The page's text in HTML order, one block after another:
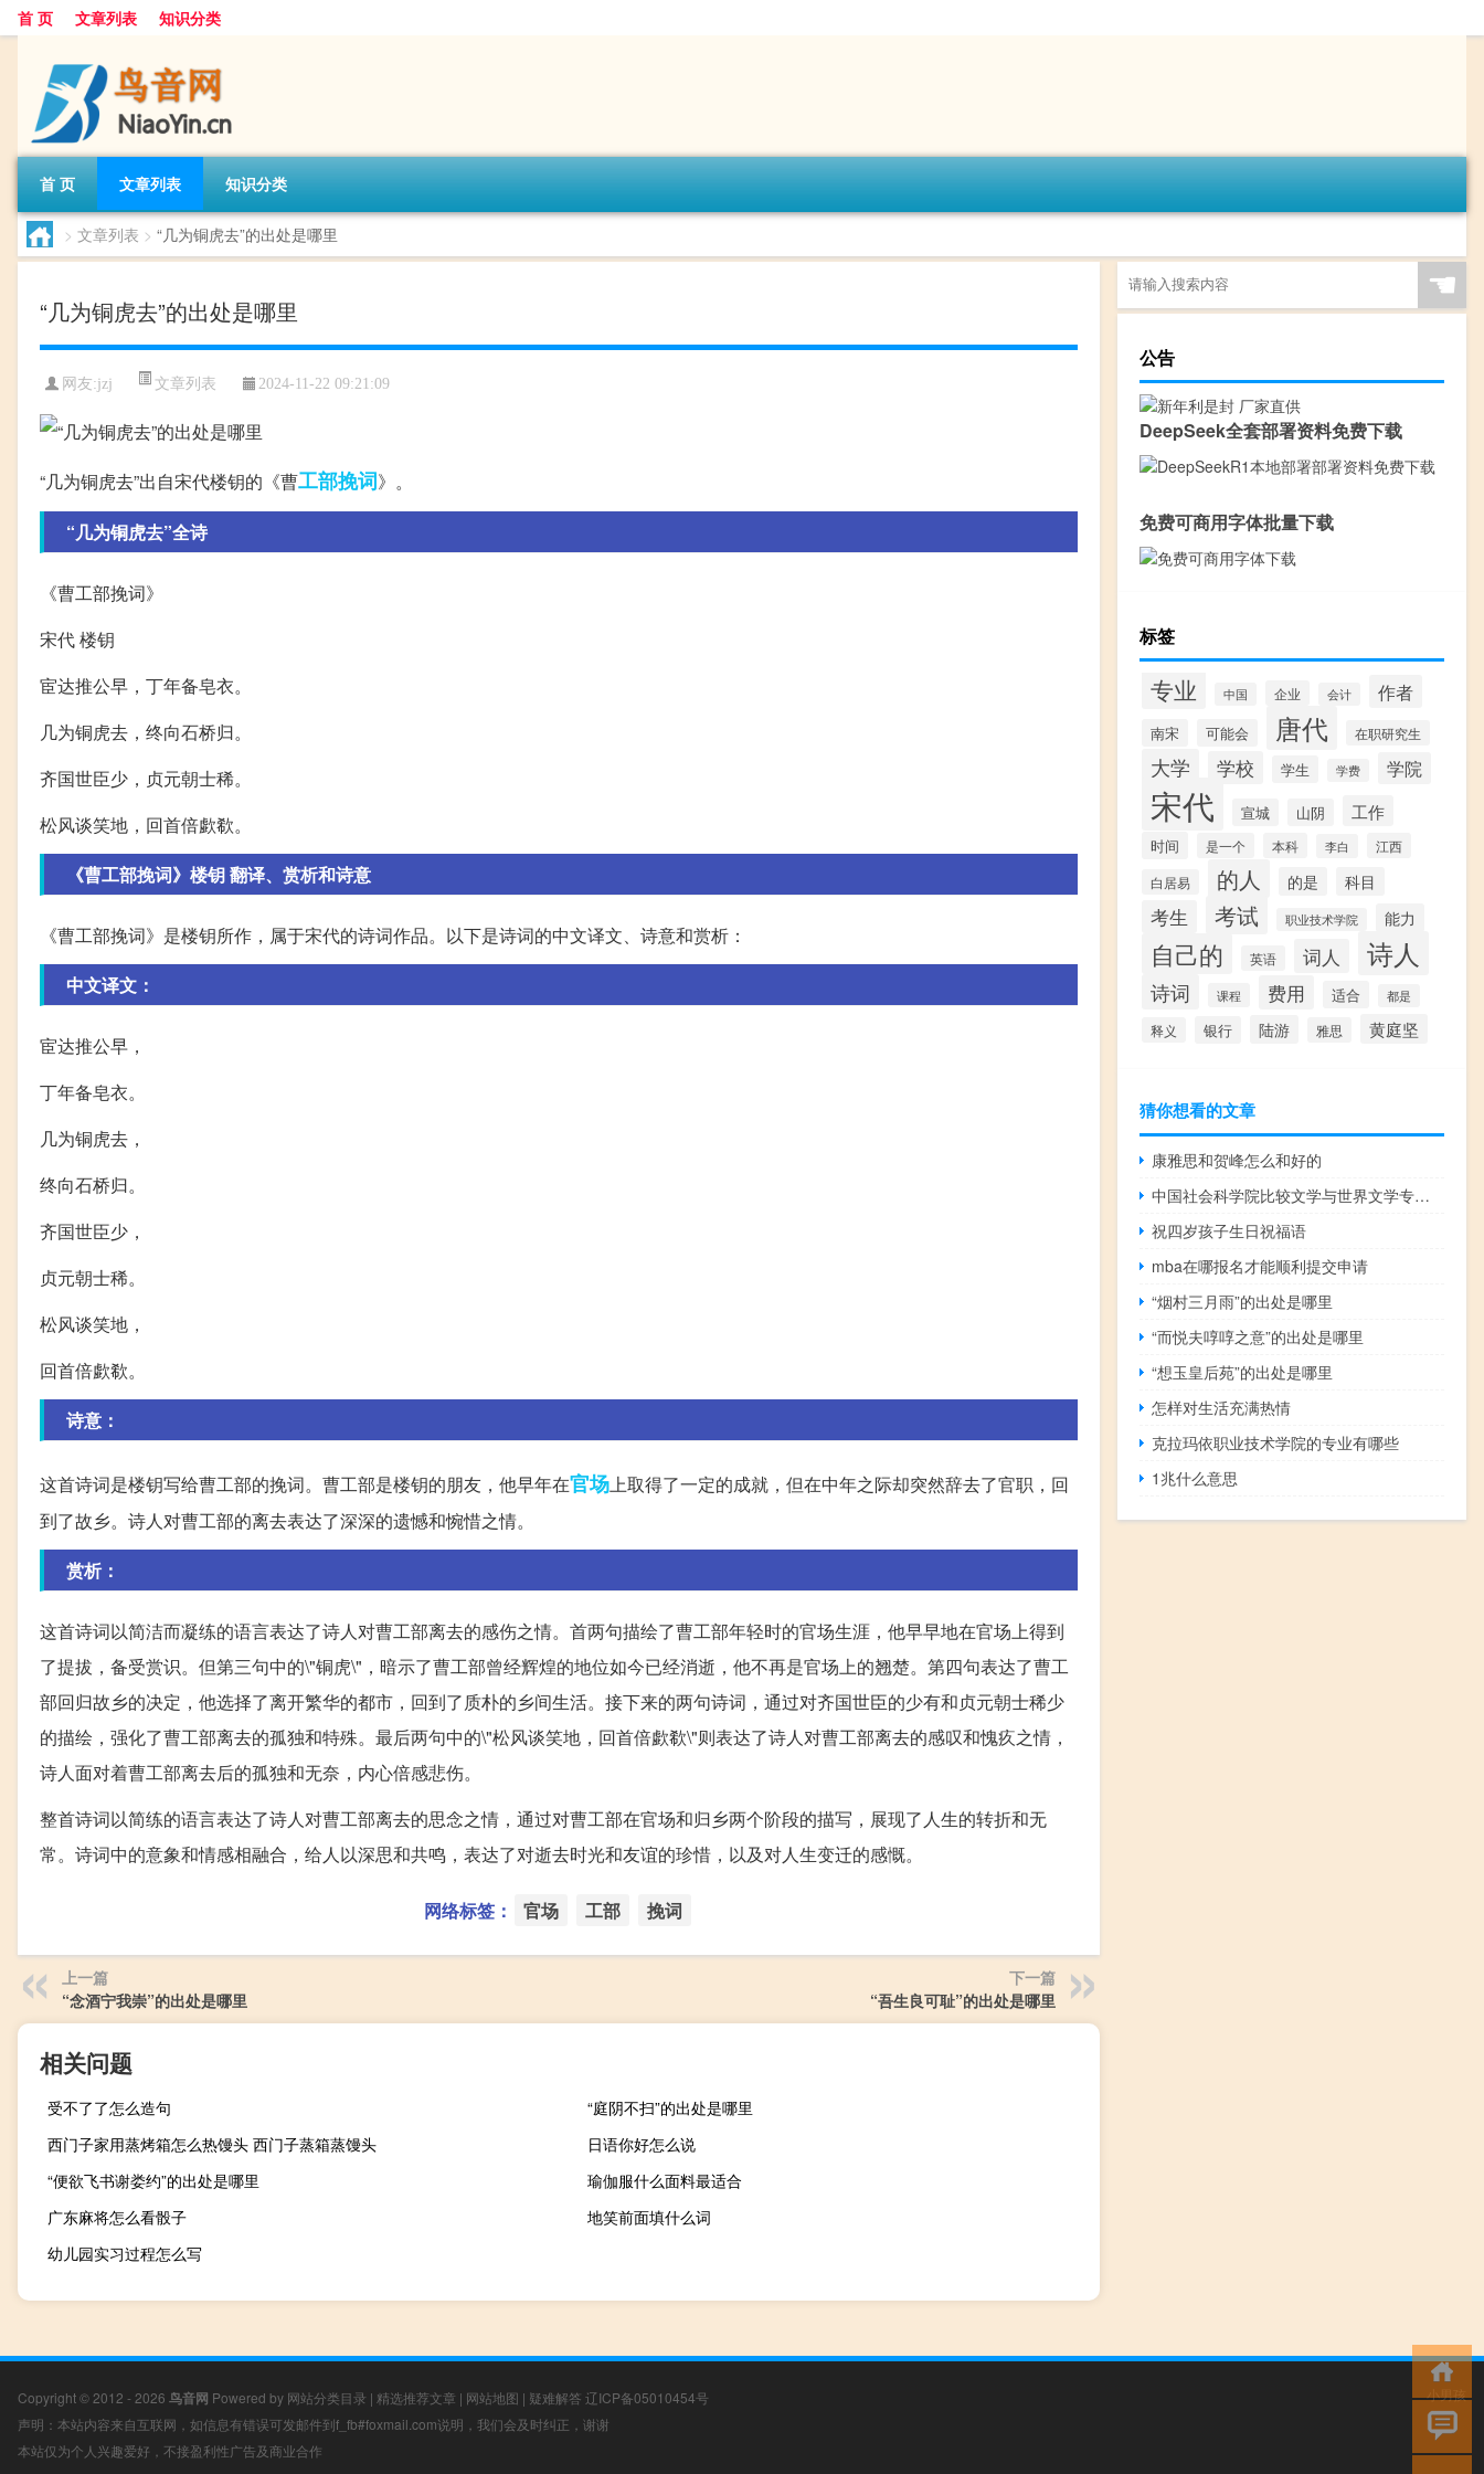
首 页 文章列表 知识分类
首 页 文章列表 知识分类
> 文章列表 > “几为铜虎去”的出处是哪里
“几为铜虎去”的出处是哪里
网友:jzj 文章列表 2024-11-22 09:21:09
“几为铜虎去”出自宋代楼钥的《曹工部挽词》。
“几为铜虎去”全诗
《曹工部挽词》
宋代 楼钥
宦达推公早，丁年备皂衣。
几为铜虎去，终向石桥归。
齐国世臣少，贞元朝士稀。
松风谈笑地，回首倍歔欷。
《曹工部挽词》楼钥 翻译、赏析和诗意
《曹工部挽词》是楼钥所作，属于宋代的诗词作品。以下是诗词的中文译文、诗意和赏析：
中文译文：
宦达推公早，
丁年备皂衣。
几为铜虎去，
终向石桥归。
齐国世臣少，
贞元朝士稀。
松风谈笑地，
回首倍歔欷。
诗意：
这首诗词是楼钥写给曹工部的挽词。曹工部是楼钥的朋友，他早年在官场上取得了一定的成就，但在中年之际却突然辞去了官职，回
到了故乡。诗人对曹工部的离去表达了深深的遗憾和惋惜之情。
赏析：
这首诗词以简洁而凝练的语言表达了诗人对曹工部离去的感伤之情。首两句描绘了曹工部年轻时的官场生涯，他早早地在官场上得到
了提拔，备受赏识。但第三句中的\"铜虎\"，暗示了曹工部曾经辉煌的地位如今已经消逝，他不再是官场上的翘楚。第四句表达了曹工
部回归故乡的决定，他选择了离开繁华的都市，回到了质朴的乡间生活。接下来的两句诗词，通过对齐国世臣的少有和贞元朝士稀少
的描绘，强化了曹工部离去的孤独和特殊。最后两句中的\"松风谈笑地，回首倍歔欷\"则表达了诗人对曹工部离去的感叹和愧疚之情，
诗人面对着曹工部离去后的孤独和无奈，内心倍感悲伤。
整首诗词以简练的语言表达了诗人对曹工部离去的思念之情，通过对曹工部在官场和归乡两个阶段的描写，展现了人生的转折和无
常。诗词中的意象和情感相融合，给人以深思和共鸣，表达了对逝去时光和友谊的珍惜，以及对人生变迁的感慨。
网络标签： 官场 工部 挽词
上一篇
“念酒宁我崇”的出处是哪里
下一篇
“吾生良可耻”的出处是哪里
相关问题
受不了了怎么造句
“庭阴不扫”的出处是哪里
西门子家用蒸烤箱怎么热馒头 西门子蒸箱蒸馒头
日语你好怎么说
“便欲飞书谢娄约”的出处是哪里
瑜伽服什么面料最适合
广东麻将怎么看骰子
地笑前面填什么词
幼儿园实习过程怎么写
☚
公告
DeepSeek全套部署资料免费下载
免费可商用字体批量下载
标签
专业 中国 企业 会计 作者
南宋 可能会 唐代 在职研究生
大学 学校 学生 学费 学院
宋代 宣城 山阴 工作
时间 是一个 本科 李白
江西
白居易
的人 的是 科目
考生 考试 职业技术学院 能力
自己的 英语 词人 诗人
诗词 课程 费用 适合 都是
释义 银行 陆游 雅思 黄庭坚
猜你想看的文章
康雅思和贺峰怎么和好的
中国社会科学院比较文学与世界文学专业介绍
祝四岁孩子生日祝福语
mba在哪报名才能顺利提交申请
“烟村三月雨”的出处是哪里
“而悦夫啍啍之意”的出处是哪里
“想玉皇后苑”的出处是哪里
怎样对生活充满热情
克拉玛依职业技术学院的专业有哪些
1兆什么意思
Copyright © 2012 - 2026 鸟音网 Powered by 网站分类目录 | 精选推荐文章 | 网站地图 | 疑难解答 辽ICP备05010454号
声明：本站内容来自互联网，如信息有错误可发邮件到f_fb#foxmail.com说明，我们会及时纠正，谢谢
本站仅为个人兴趣爱好，不接盈利性广告及商业合作
小男孩